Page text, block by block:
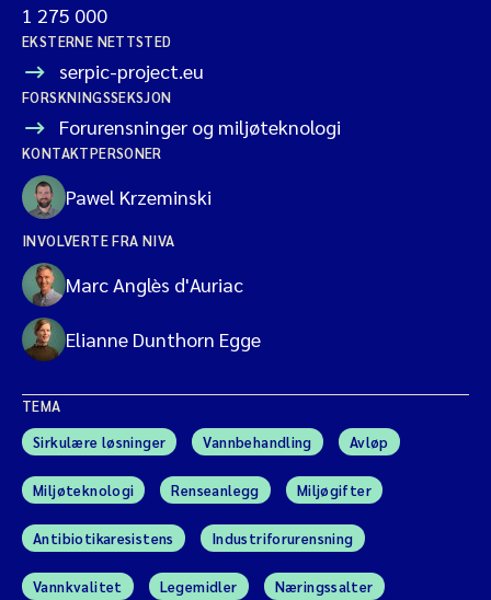
1 275 000
EKSTERNE NETTSTED
serpic-project.eu
FORSKNINGSSEKSJON
Forurensninger og miljøteknologi
KONTAKTPERSONER
Pawel Krzeminski
INVOLVERTE FRA NIVA
Marc Anglès d'Auriac
Elianne Dunthorn Egge
TEMA
Sirkulære løsninger
Vannbehandling Avløp
Miljøteknologi Renseanlegg Miljøgifter
Antibiotikaresistens Industriforurensning
Vannkvalitet Legemidler Næringssalter